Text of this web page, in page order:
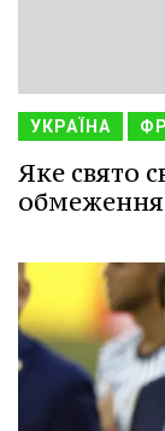
УКРАЇНА
Яке свято